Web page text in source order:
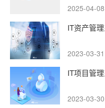
2025-04-08
IT资产管
2023-03-31
IT项目管
2023-03-30